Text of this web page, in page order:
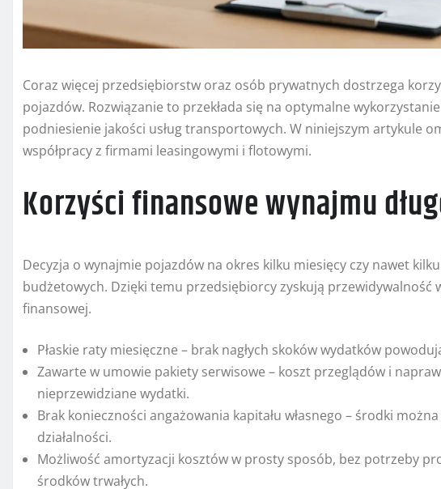
Coraz więcej przedsiębiorstw oraz osób prywatnych dostrzega
pojazdów. Rozwiązanie to przekłada się na optymalne
podniesienie jakości usług transportowych. W niniejszym artykule
współpracy z firmami leasingowymi i flotowymi.
Korzyści finansowe wynajmu
Decyzja o wynajmie pojazdów na okres kilku miesięcy czy nawet
budżetowych. Dzięki temu przedsiębiorcy zyskują przewidywalność
finansowej.
Płaskie raty miesięczne – brak nagłych skoków wydatków
Zawarte w umowie pakiety serwisowe – koszt przeglądów i
nieprzewidziane wydatki.
Brak konieczności angażowania kapitału własnego – środki
działalności.
Możliwość amortyzacji kosztów w prosty sposób, bez potrzeby
środków trwałych.